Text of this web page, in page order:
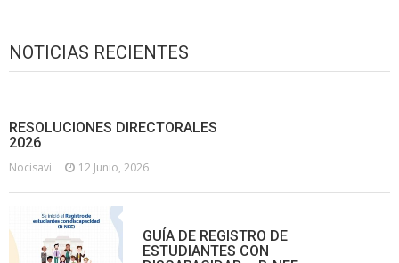
NOTICIAS RECIENTES
RESOLUCIONES DIRECTORALES
2026
Nocisavi 12 Junio, 2026
GUÍA DE REGISTRO DE
ESTUDIANTES CON